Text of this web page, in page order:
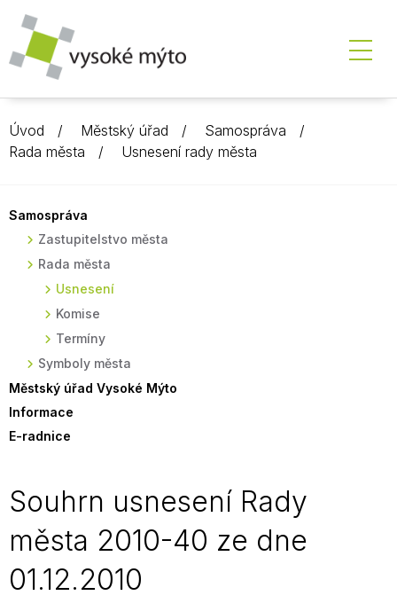
Úvod Městský úřad
Samospráva
Rada města
Usnesení rady města
Samospráva
Zastupitelstvo města
Rada města
Usnesení
Komise
Termíny
Symboly města
Městský úřad Vysoké Mýto
Informace
E-radnice
Souhrn usnesení Rady
města 2010-40 ze dne
01.12.2010